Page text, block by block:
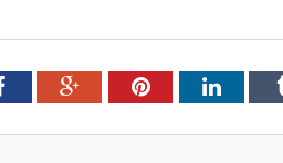
FacebookGoogle+Pinterest